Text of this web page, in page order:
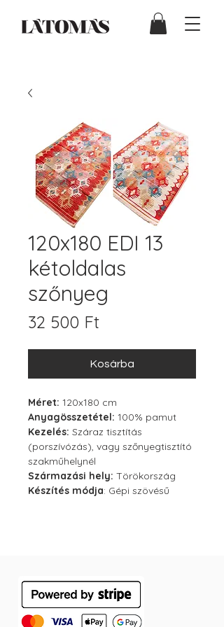
120x180 EDI 13
kétoldalas
szőnyeg
32 500 FtÁr
Kosárba
Méret: 120x180 cm
Anyagösszetétel: 100% pamut
Kezelés: Száraz tisztítás
(porszívózás), vagy szőnyegtisztító
szakműhelynél
Származási hely: Törökország
Készítés módja: Gépi szövésű